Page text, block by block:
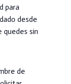
para
desde
quedes sin
de